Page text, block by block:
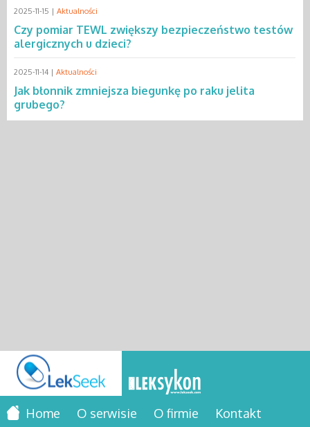
2025-11-15 | Aktualności
Czy pomiar TEWL zwiększy bezpieczeństwo testów
alergicznych u dzieci?
2025-11-14 | Aktualności
Jak błonnik zmniejsza biegunkę po raku jelita
grubego?
Home O serwisie O firmie Kontakt